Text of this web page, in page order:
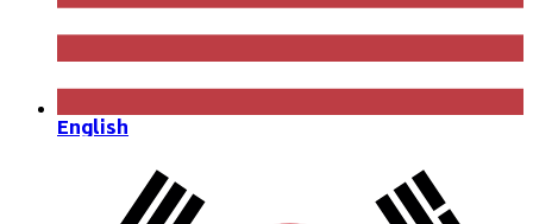
English